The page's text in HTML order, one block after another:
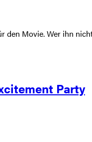
Movie. Wer ihn
Party